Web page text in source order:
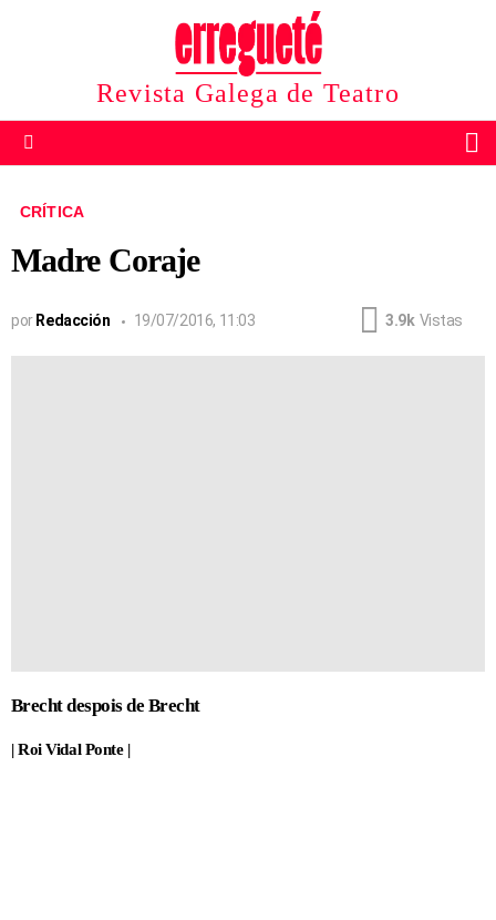
Revista Galega de Teatro
CRÍTICA
Madre Coraje
por Redacción 19/07/2016, 11:03 3.9k Vistas
Brecht despois de Brecht
| Roi Vidal Ponte |